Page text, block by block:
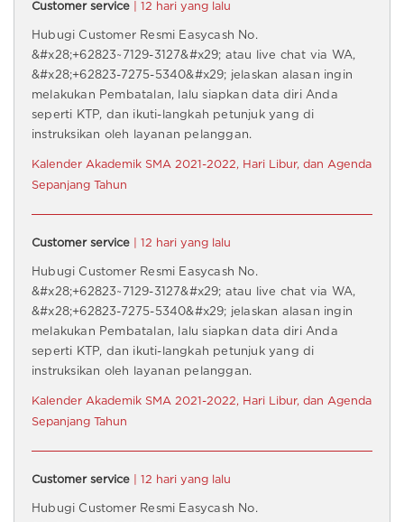
Customer service | 12 hari yang lalu
Hubugi Customer Resmi Easycash No.
&#x28;+62823~7129-3127&#x29; atau live chat via WA,
&#x28;+62823-7275-5340&#x29; jelaskan alasan ingin
melakukan Pembatalan, lalu siapkan data diri Anda
seperti KTP, dan ikuti-langkah petunjuk yang di
instruksikan oleh layanan pelanggan.
Kalender Akademik SMA 2021-2022, Hari Libur, dan Agenda
Sepanjang Tahun
Customer service | 12 hari yang lalu
Hubugi Customer Resmi Easycash No.
&#x28;+62823~7129-3127&#x29; atau live chat via WA,
&#x28;+62823-7275-5340&#x29; jelaskan alasan ingin
melakukan Pembatalan, lalu siapkan data diri Anda
seperti KTP, dan ikuti-langkah petunjuk yang di
instruksikan oleh layanan pelanggan.
Kalender Akademik SMA 2021-2022, Hari Libur, dan Agenda
Sepanjang Tahun
Customer service | 12 hari yang lalu
Hubugi Customer Resmi Easycash No.